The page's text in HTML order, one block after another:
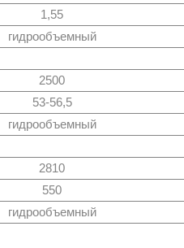
1,55
гидрообъемный
2500
53-56,5
гидрообъемный
2810
550
гидрообъемный